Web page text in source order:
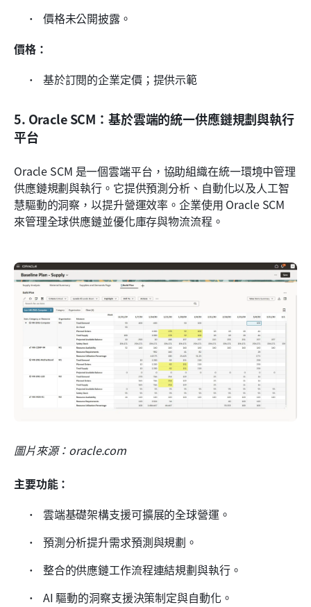
價格未公開披露。
價格：
基於訂閱的企業定價；提供示範
5. Oracle SCM：基於雲端的統一供應鏈規劃與執行
平台
Oracle SCM 是一個雲端平台，協助組織在統一環境中管理
供應鏈規劃與執行。它提供預測分析、自動化以及人工智
慧驅動的洞察，以提升營運效率。企業使用 Oracle SCM
來管理全球供應鏈並優化庫存與物流流程。
圖片來源：oracle.com
主要功能：
雲端基礎架構支援可擴展的全球營運。
預測分析提升需求預測與規劃。
整合的供應鏈工作流程連結規劃與執行。
AI 驅動的洞察支援決策制定與自動化。